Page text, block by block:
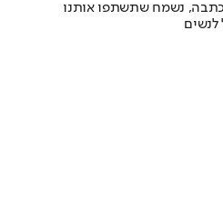
נשמח שתשתפו אותנו
לנשים